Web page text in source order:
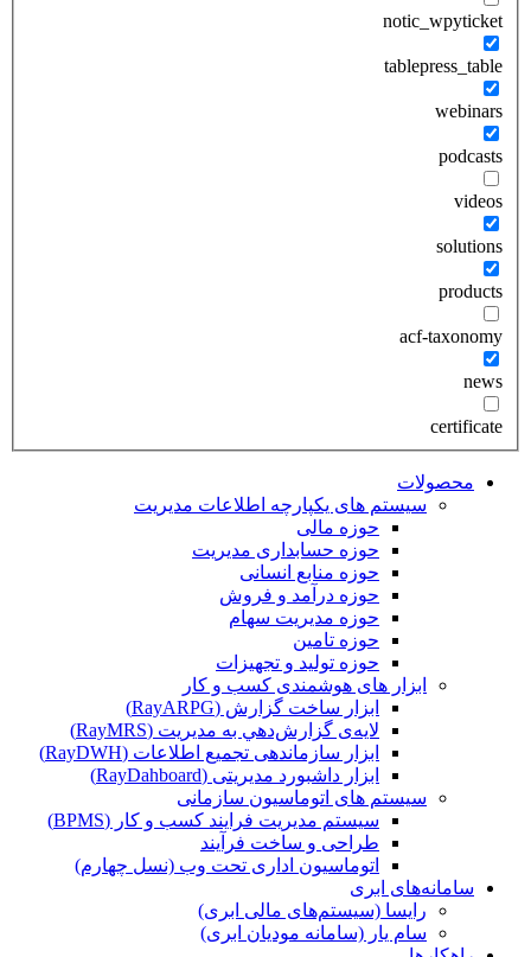
notic_wpyticket
tablepress_table
webinars
podcasts
videos
solutions
products
acf-taxonomy
news
certificate
محصولات
سیستم های یکپارچه اطلاعات مدیریت
حوزه مالی
حوزه حسابداری مدیریت
حوزه منابع انسانی
حوزه درآمد و فروش
حوزه مدیریت سهام
حوزه تامین
حوزه تولید و تجهیزات
ابزار های هوشمندی کسب و کار
ابزار ساخت گزارش (RayARPG)
لایه‌ی گزارش‌دهي به مديريت (RayMRS)
ابزار سازماندهی تجمیع اطلاعات (RayDWH)
ابزار داشبورد مدیریتی (RayDahboard)
سیستم های اتوماسیون سازمانی
سیستم مدیریت فرایند کسب و کار (BPMS)
طراحی و ساخت فرآیند
اتوماسیون اداری تحت وب (نسل چهارم)
سامانه‌های ابری
رایسا (سیستم‌های مالی ابری)
سام یار (سامانه مودیان ابری)